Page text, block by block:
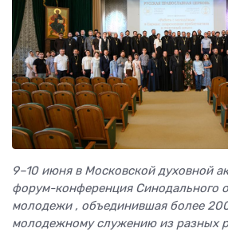
9–10 июня в Московской духовной
форум-конференция Синодального
молодежи , объединившая более
молодежному служению из разных